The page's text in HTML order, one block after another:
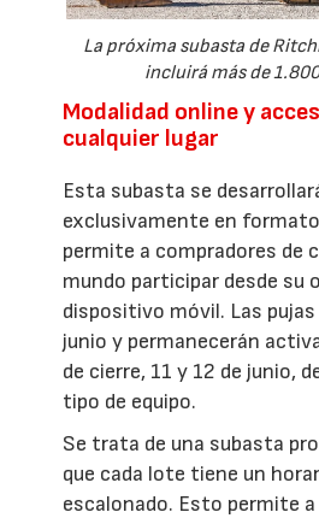
La próxima subasta de
incluirá más de
Modalidad online y
cualquier lugar
Esta subasta se
exclusivamente en
permite a compradores de
mundo participar desde su
dispositivo móvil. Las pujas
junio y permanecerán
de cierre, 11 y 12 de junio,
tipo de equipo.
Se trata de una subasta
que cada lote tiene un
escalonado. Esto permite